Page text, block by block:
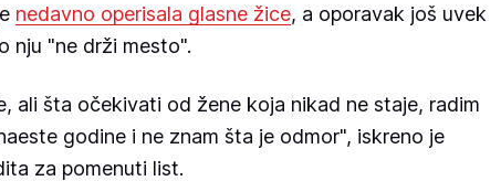
nedavno operisala glasne žice, a oporavak još uvek
nju "ne drži mesto".
ali šta očekivati od žene koja nikad ne staje, radim
godine i ne znam šta je odmor", iskreno je
za pomenuti list.